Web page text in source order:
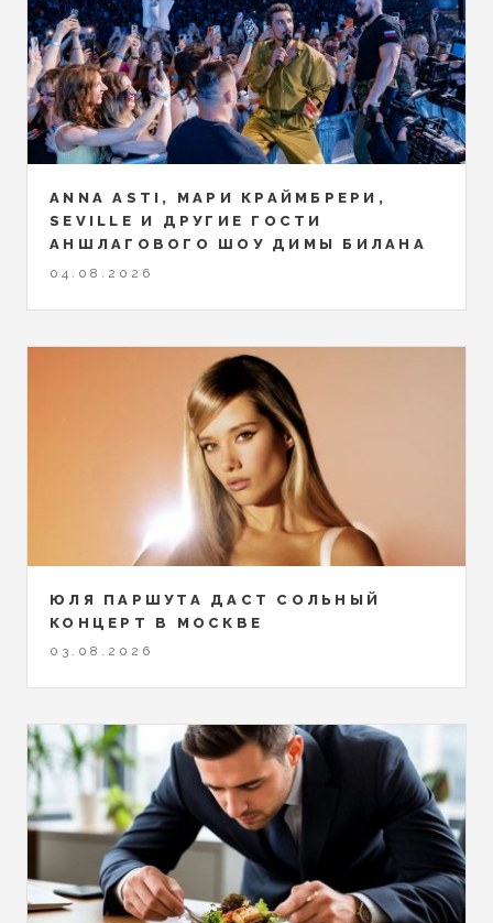
ANNA ASTI, МАРИ КРАЙМБРЕРИ,
SEVILLE И ДРУГИЕ ГОСТИ
АНШЛАГОВОГО ШОУ ДИМЫ БИЛАНА
04.08.2026
ЮЛЯ ПАРШУТА ДАСТ СОЛЬНЫЙ
КОНЦЕРТ В МОСКВЕ
03.08.2026